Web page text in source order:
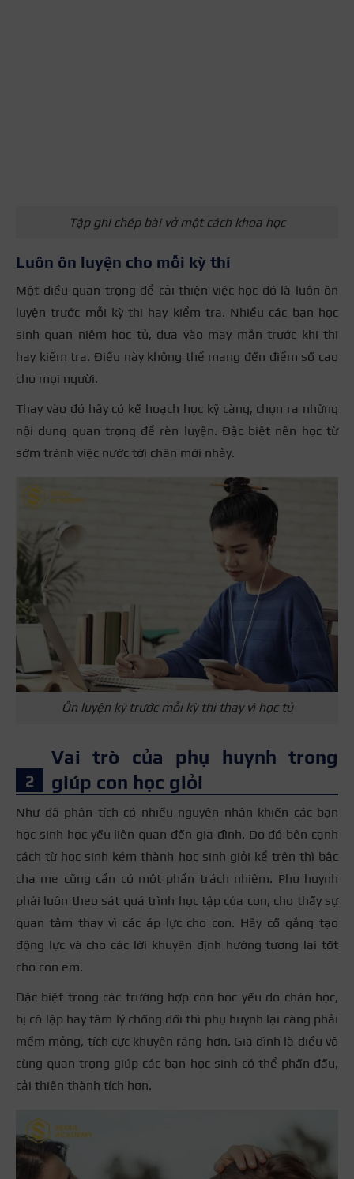
Tập ghi chép bài vở một cách khoa học
Luôn ôn luyện cho mỗi kỳ thi
Một điều quan trọng để cải thiện việc học đó là luôn ôn
luyện trước mỗi kỳ thi hay kiểm tra. Nhiều các bạn học
sinh quan niệm học tủ, dựa vào may mắn trước khi thi
hay kiểm tra. Điều này không thể mang đến điểm số cao
cho mọi người.
Thay vào đó hãy có kế hoạch học kỹ càng, chọn ra những
nội dung quan trọng để rèn luyện. Đặc biệt nên học từ
sớm tránh việc nước tới chân mới nhảy.
Ôn luyện kỹ trước mỗi kỳ thi thay vì học tủ
Vai trò của phụ huynh trong
giúp con học giỏi
Như đã phân tích có nhiều nguyên nhân khiến các bạn
học sinh học yếu liên quan đến gia đình. Do đó bên cạnh
cách từ học sinh kém thành học sinh giỏi kể trên thì bậc
cha mẹ cũng cần có một phần trách nhiệm. Phụ huynh
phải luôn theo sát quá trình học tập của con, cho thấy sự
quan tâm thay vì các áp lực cho con. Hãy cố gắng tạo
động lực và cho các lời khuyên định hướng tương lai tốt
cho con em.
Đặc biệt trong các trường hợp con học yếu do chán học,
bị cô lập hay tâm lý chống đối thì phụ huynh lại càng phải
mềm mỏng, tích cực khuyên răng hơn. Gia đình là điều vô
cùng quan trọng giúp các bạn học sinh có thể phấn đấu,
cải thiện thành tích hơn.